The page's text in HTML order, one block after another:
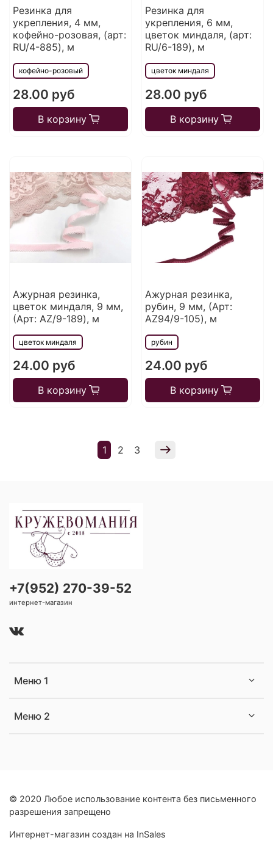
Резинка для
укрепления, 4 мм,
кофейно-розовая, (арт:
RU/4-885), м
кофейно-розовый
28.00 руб
В корзину
Резинка для
укрепления, 6 мм,
цветок миндаля, (арт:
RU/6-189), м
цветок миндаля
28.00 руб
В корзину
Ажурная резинка,
цветок миндаля, 9 мм,
(Арт: AZ/9-189), м
цветок миндаля
24.00 руб
В корзину
Ажурная резинка,
рубин, 9 мм, (Арт:
AZ94/9-105), м
рубин
24.00 руб
В корзину
1 2 3
Меню 1
Меню 2
+7(952) 270-39-52
интернет-магазин
© 2020 Любое использование контента без письменного
разрешения запрещено
Интернет-магазин создан на InSales